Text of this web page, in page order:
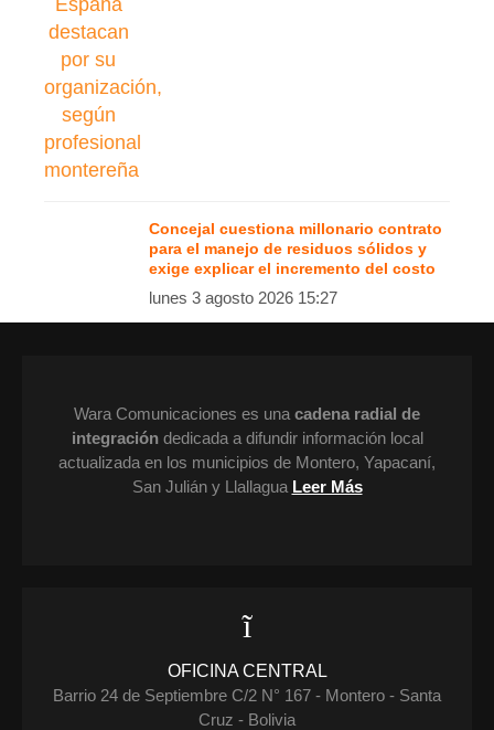
Concejal cuestiona millonario contrato
para el manejo de residuos sólidos y
exige explicar el incremento del costo
lunes 3 agosto 2026 15:27
Wara Comunicaciones es una cadena radial de
integracióndedicada a difundir información local
actualizada en los municipios de Montero, Yapacaní,
San Julián y Llallagua Leer Más
OFICINA CENTRAL
Barrio 24 de Septiembre C/2 N° 167 - Montero - Santa
Cruz - Bolivia